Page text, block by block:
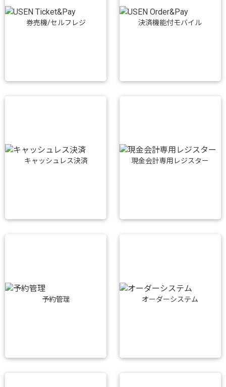
券売機/セルフレジ 決済機能付モバイル
キャッシュレス決済 現金会計専用レジスター
予約管理 オーダーシステム